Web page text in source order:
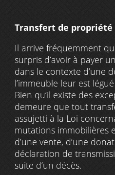
Transfert de propriété
Il arrive fréquemment
surpris d’avoir à payer
dans le contexte d’une
l’immeuble leur est
Bien qu’il existe des
demeure que tout
assujetti à la Loi
mutations immobilières
d’une vente, d’une
déclaration de
suite d’un décès.